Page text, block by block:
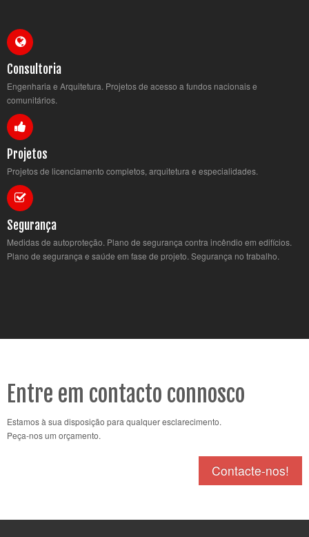
Consultoria
Engenharia e Arquitetura. Projetos de acesso a fundos nacionais e
comunitários.
Projetos
Projetos de licenciamento completos, arquitetura e especialidades.
Segurança
Medidas de autoproteção. Plano de segurança contra incêndio em edifícios.
Plano de segurança e saúde em fase de projeto. Segurança no trabalho.
Entre em contacto connosco
Estamos à sua disposição para qualquer esclarecimento.
Peça-nos um orçamento.
Contacte-nos!